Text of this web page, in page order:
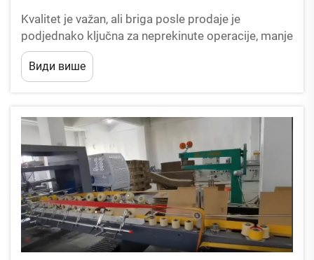
Kvalitet je važan, ali briga posle prodaje je
podjednako ključna za neprekinute operacije, manje
vremena prosta i dugovečnost vrednosti mašine.
Dobavljači automatskih mašina za lepljenje fascikli
koji se brinu razumeju da je podrška posle prodaje
Види више